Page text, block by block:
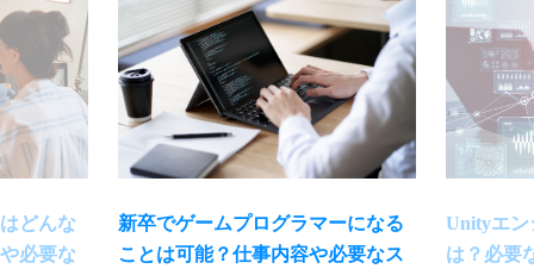
どんな
必要な
新卒でゲームプログラマーになる
ことは可能？仕事内容や必要なス
Unityエン
は？必要